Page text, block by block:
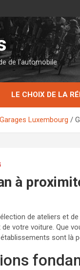
de l'automobile
LE CHOIX DE LA
Garages Luxembourg
à
de ateliers et
de votre voiture. Que
sont là